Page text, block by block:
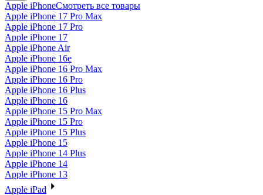
Apple iPhoneСмотреть все товары
Apple iPhone 17 Pro Max
Apple iPhone 17 Pro
Apple iPhone 17
Apple iPhone Air
Apple iPhone 16e
Apple iPhone 16 Pro Max
Apple iPhone 16 Pro
Apple iPhone 16 Plus
Apple iPhone 16
Apple iPhone 15 Pro Max
Apple iPhone 15 Pro
Apple iPhone 15 Plus
Apple iPhone 15
Apple iPhone 14 Plus
Apple iPhone 14
Apple iPhone 13
Apple iPad